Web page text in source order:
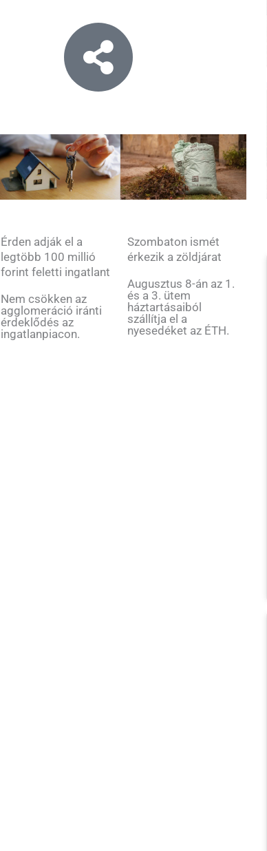
Érden adják el a
legtöbb 100 millió
forint feletti ingatlant
Nem csökken az
agglomeráció iránti
érdeklődés az
ingatlanpiacon.
Szombaton ismét
érkezik a zöldjárat
Augusztus 8-án az 1.
és a 3. ütem
háztartásaiból
szállítja el a
nyesedéket az ÉTH.